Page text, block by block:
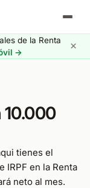
de la Renta
→ ×
10.000
tienes el
IRPF en la Renta
neto al mes.